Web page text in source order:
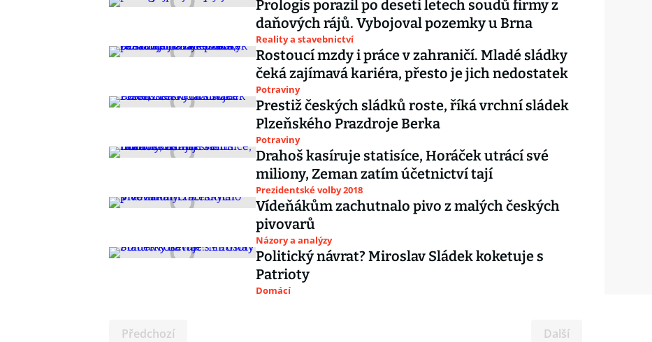
Prologis porazil po deseti letech soudů firmy z
daňových rájů. Vybojoval pozemky u Brna
Reality a stavebnictví
Rostoucí mzdy i práce v zahraničí. Mladé sládky
čeká zajímavá kariéra, přesto je jich nedostatek
Potraviny
Prestiž českých sládků roste, říká vrchní sládek
Plzeňského Prazdroje Berka
Potraviny
Drahoš kasíruje statisíce, Horáček utrácí své
miliony, Zeman zatím účetnictví tají
Prezidentské volby 2018
Vídeňákům zachutnalo pivo z malých českých
pivovarů
Názory a analýzy
Politický návrat? Miroslav Sládek koketuje s
Patrioty
Domácí
Předchozí Další